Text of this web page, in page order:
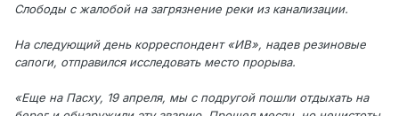
Слободы с жалобой на загрязнение реки из канализации.
На следующий день корреспондент «ИВ», надев резиновые
сапоги, отправился исследовать место прорыва.
«Еще на Пасху, 19 апреля, мы с подругой пошли отдыхать на